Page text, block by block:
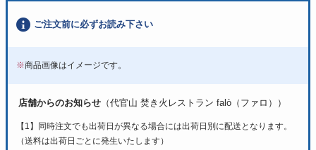
ご注文前に必ずお読み下さい
※商品画像はイメージです。
店舗からのお知らせ （代官山 焚き火レストラン falò（ファロ））
【1】同時注文でも出荷日が異なる場合には出荷日別に配送となります。
（送料は出荷日ごとに発生いたします）